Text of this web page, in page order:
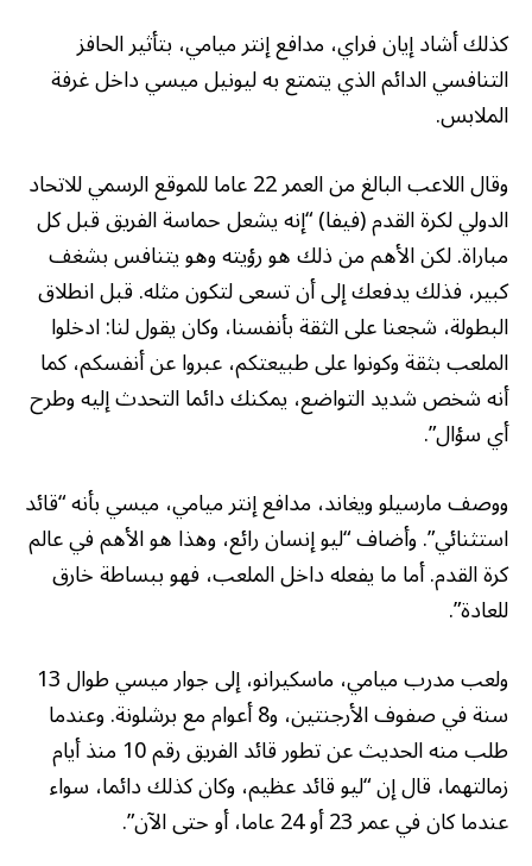
كذلك أشاد إيان فراي، مدافع إنتر ميامي، بتأثير الحافز
التنافسي الدائم الذي يتمتع به ليونيل ميسي داخل غرفة
الملابس.
وقال اللاعب البالغ من العمر 22 عاما للموقع الرسمي للاتحاد
الدولي لكرة القدم (فيفا) “إنه يشعل حماسة الفريق قبل كل
مباراة. لكن الأهم من ذلك هو رؤيته وهو يتنافس بشغف
كبير، فذلك يدفعك إلى أن تسعى لتكون مثله. قبل انطلاق
البطولة، شجعنا على الثقة بأنفسنا، وكان يقول لنا: ادخلوا
الملعب بثقة وكونوا على طبيعتكم، عبروا عن أنفسكم، كما
أنه شخص شديد التواضع، يمكنك دائما التحدث إليه وطرح
أي سؤال”.
ووصف مارسيلو ويغاند، مدافع إنتر ميامي، ميسي بأنه “قائد
استثنائي”. وأضاف “ليو إنسان رائع، وهذا هو الأهم في عالم
كرة القدم. أما ما يفعله داخل الملعب، فهو ببساطة خارق
للعادة”.
ولعب مدرب ميامي، ماسكيرانو، إلى جوار ميسي طوال 13
سنة في صفوف الأرجنتين، و8 أعوام مع برشلونة. وعندما
طلب منه الحديث عن تطور قائد الفريق رقم 10 منذ أيام
زمالتهما، قال إن “ليو قائد عظيم، وكان كذلك دائما، سواء
عندما كان في عمر 23 أو 24 عاما، أو حتى الآن”.